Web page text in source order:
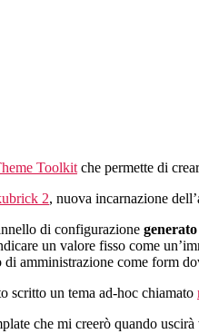
Toolkit che permette di
2, nuova incarnazione
di configurazione
un valore fisso come
di amministrazione come form
scritto un tema ad-hoc chiamato
che mi creerò quando